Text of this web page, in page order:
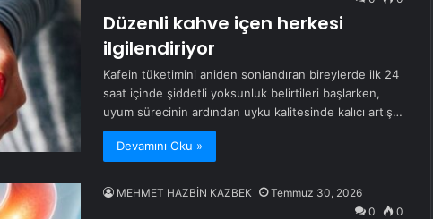
Düzenli kahve içen herkesi
ilgilendiriyor
Kafein tüketimini aniden sonlandıran bireylerde ilk 24
saat içinde şiddetli yoksunluk belirtileri başlarken,
uyum sürecinin ardından uyku kalitesinde kalıcı artış…
Devamını Oku »
MEHMET HAZBİN KAZBEK
Temmuz 30, 2026
0
0